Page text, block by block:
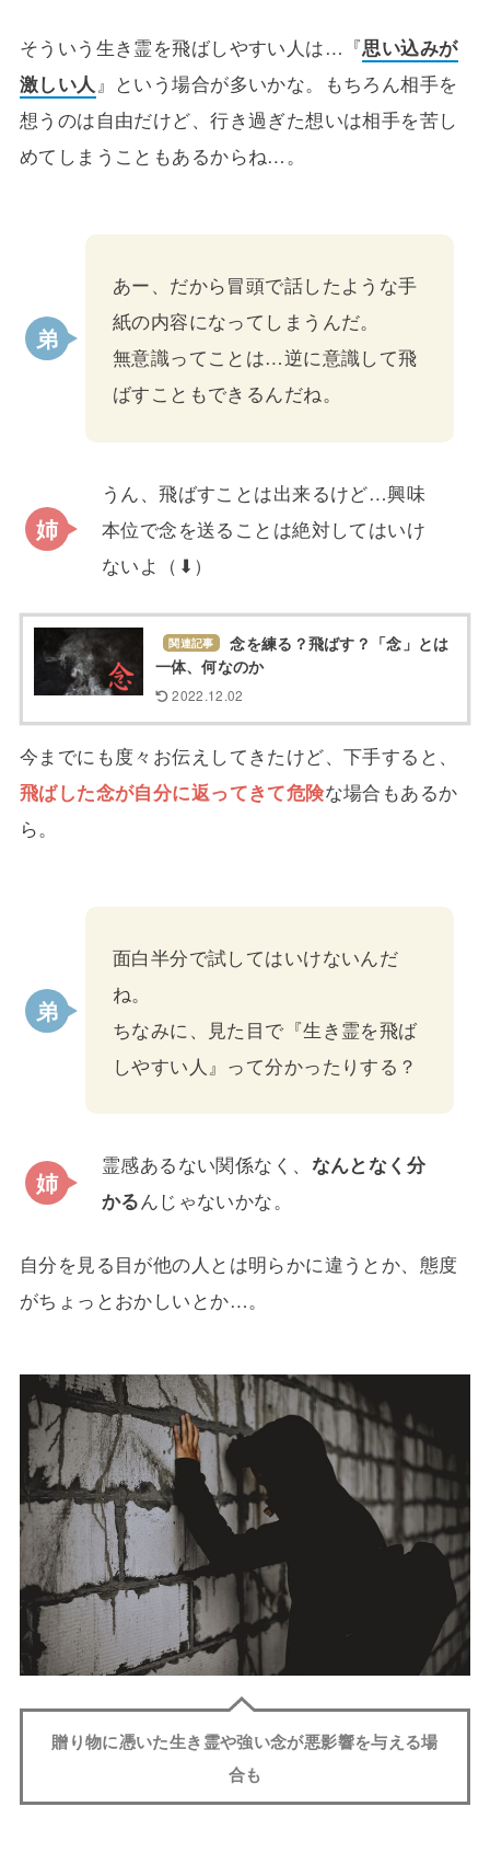
そういう生き霊を飛ばしやすい人は…『思い込みが
激しい人』という場合が多いかな。もちろん相手を
想うのは自由だけど、行き過ぎた想いは相手を苦し
めてしまうこともあるからね…。
あー、だから冒頭で話したような手
紙の内容になってしまうんだ。
無意識ってことは…逆に意識して飛
ばすこともできるんだね。
うん、飛ばすことは出来るけど…興味
本位で念を送ることは絶対してはいけ
ないよ（⬇︎）
関連記事
念を練る？飛ばす？「念」とは
一体、何なのか
2022.12.02
今までにも度々お伝えしてきたけど、下手すると、
飛ばした念が自分に返ってきて危険な場合もあるか
ら。
面白半分で試してはいけないんだ
ね。
ちなみに、見た目で『生き霊を飛ば
しやすい人』って分かったりする？
霊感あるない関係なく、 なんとなく分
かるんじゃないかな。
自分を見る目が他の人とは明らかに違うとか、態度
がちょっとおかしいとか…。
贈り物に憑いた生き霊や強い念が悪影響を与える場
合も